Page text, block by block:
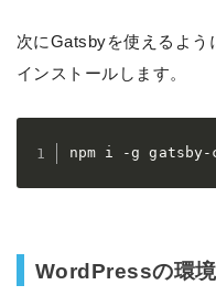
次にGatsbyを使えるよ
インストールします。
npm i -g
WordPressの環